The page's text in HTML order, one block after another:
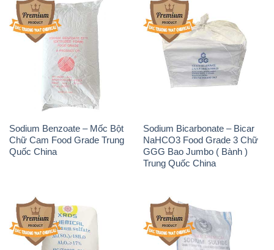
Sodium Benzoate – Mốc Bột
Chữ Cam Food Grade Trung
Quốc China
Sodium Bicarbonate – Bicar
NaHCO3 Food Grade 3 Chữ
GGG Bao Jumbo ( Bành )
Trung Quốc China